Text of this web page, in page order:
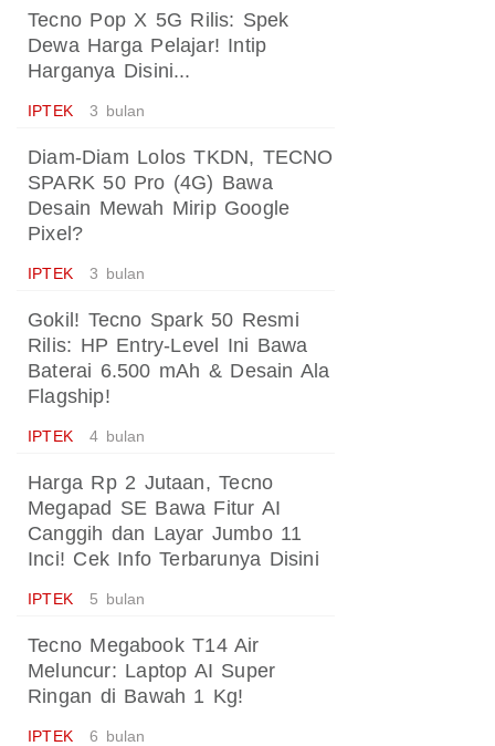
Tecno Pop X 5G Rilis: Spek
Dewa Harga Pelajar! Intip
Harganya Disini...
IPTEK 3 bulan
Diam-Diam Lolos TKDN, TECNO
SPARK 50 Pro (4G) Bawa
Desain Mewah Mirip Google
Pixel?
IPTEK 3 bulan
Gokil! Tecno Spark 50 Resmi
Rilis: HP Entry-Level Ini Bawa
Baterai 6.500 mAh & Desain Ala
Flagship!
IPTEK 4 bulan
Harga Rp 2 Jutaan, Tecno
Megapad SE Bawa Fitur AI
Canggih dan Layar Jumbo 11
Inci! Cek Info Terbarunya Disini
IPTEK 5 bulan
Tecno Megabook T14 Air
Meluncur: Laptop AI Super
Ringan di Bawah 1 Kg!
IPTEK 6 bulan